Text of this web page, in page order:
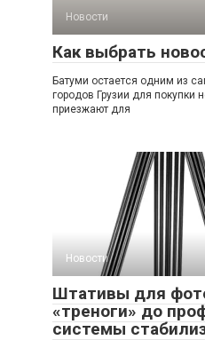
Новости
Как выбрать
Батуми остается одним из
городов Грузии для
приезжают для
Новости
Штативы для
«треноги» до
системы